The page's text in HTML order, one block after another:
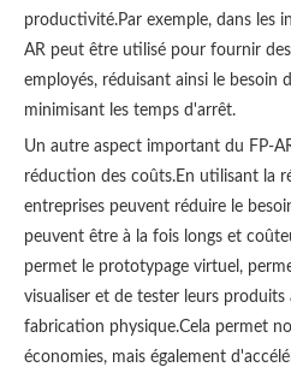
productivité.Par exemple, dans les
AR peut être utilisé pour fournir
employés, réduisant ainsi le
minimisant les temps d'arrêt.
Un autre aspect important du FP-
réduction des coûts.En utilisant la
entreprises peuvent réduire le
peuvent être à la fois longs et
permet le prototypage virtuel,
visualiser et de tester leurs
fabrication physique.Cela permet
économies, mais également